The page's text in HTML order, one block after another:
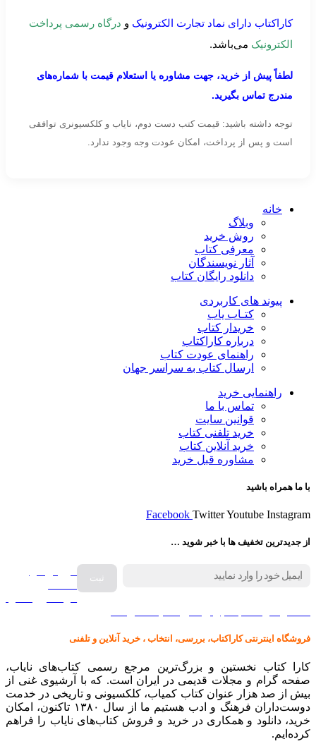
کاراکتاب دارای نماد تجارت الکترونیک و درگاه رسمی پرداخت
الکترونیک می‌باشد.
لطفاً پیش از خرید، جهت مشاوره یا استعلام قیمت با شماره‌های
مندرج تماس بگیرید.
توجه داشته باشید: قیمت کتب دست دوم، نایاب و کلکسیونری توافقی
است و پس از پرداخت، امکان عودت وجه وجود ندارد.
خانه
وبلاگ
روش خرید
معرفی کتاب
آثار نویسندگان
دانلود رایگان کتاب
پیوند های کاربردی
کتـاب یاب
خریدار کتاب
درباره کاراکتاب
راهنمای عودت کتاب
ارسال کتاب به سراسر جهان
راهنمایی خرید
تماس با ما
قوانین سایت
خرید تلفنی کتاب
خرید آنلاین کتاب
مشاوره قبل خرید
با ما همراه باشید
Facebook TwitterYoutube Instagram
از جدیدترین تخفیف ها با خبر شوید …
فروش انواع
فروشگاه اینترنتی کاراکتاب، بررسی، انتخاب ، خرید آنلاین و تلفنی
کارا کتاب نخستین و بزرگ‌ترین مرجع رسمی کتاب‌های نایاب،
صفحه گرام و مجلات قدیمی در ایران است. که با آرشیوی غنی از
بیش از صد هزار عنوان کتاب کمیاب، کلکسیونی و تاریخی در خدمت
دوست‌داران فرهنگ و ادب هستیم ما از سال ۱۳۸۰ تاکنون، امکان
خرید، دانلود و همکاری در خرید و فروش کتاب‌های نایاب را فراهم
کرده‌ایم.